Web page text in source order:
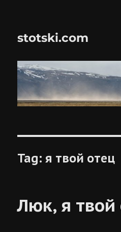
stotski.com
Tag: я твой отец
Люк, я твой